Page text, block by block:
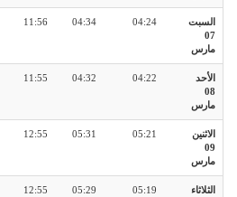
السبت
07
مارس
04:24
04:34
11:56
الأحد
08
مارس
04:22
04:32
11:55
الاثنين
09
مارس
05:21
05:31
12:55
الثلاثاء
05:19
05:29
12:55